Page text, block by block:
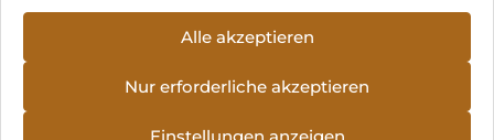
Alle akzeptieren
Nur erforderliche akzeptieren
Einstellungen anzeigen
Hinweis zur Batterieentsorgung